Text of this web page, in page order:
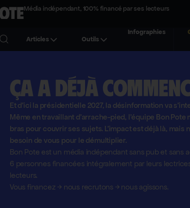
Média indépendant, 100% financé par ses lecteurs
Articles Outils
Infographies
Ça a déjà
Et d'ici la présidentielle 2027, la désinformation va
Même en travaillant d'arrache-pied, l'équipe Bon Pote
bras pour couvrir ses sujets. L'impact est déjà là, mais
besoin de vous pour le démultiplier.
Bon Pote est un média indépendant sans pub et sans
6 personnes financées intégralement par leurs
lecteurs.
Vous financez→nous recrutons →nous agissons.